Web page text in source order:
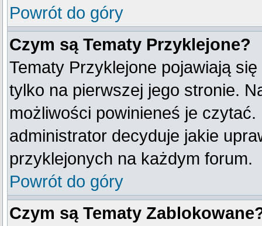
Powrót do góry
Czym są Tematy Przyklejone?
Tematy Przyklejone pojawiają
tylko na pierwszej jego stronie.
możliwości powinieneś je czytać.
administrator decyduje jakie
przyklejonych na każdym forum.
Powrót do góry
Czym są Tematy